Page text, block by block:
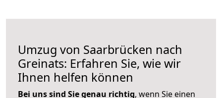
Umzug von Saarbrücken nach
Greinats: Erfahren Sie, wie wir
Ihnen helfen können
Bei uns sind Sie genau richtig, wenn Sie einen